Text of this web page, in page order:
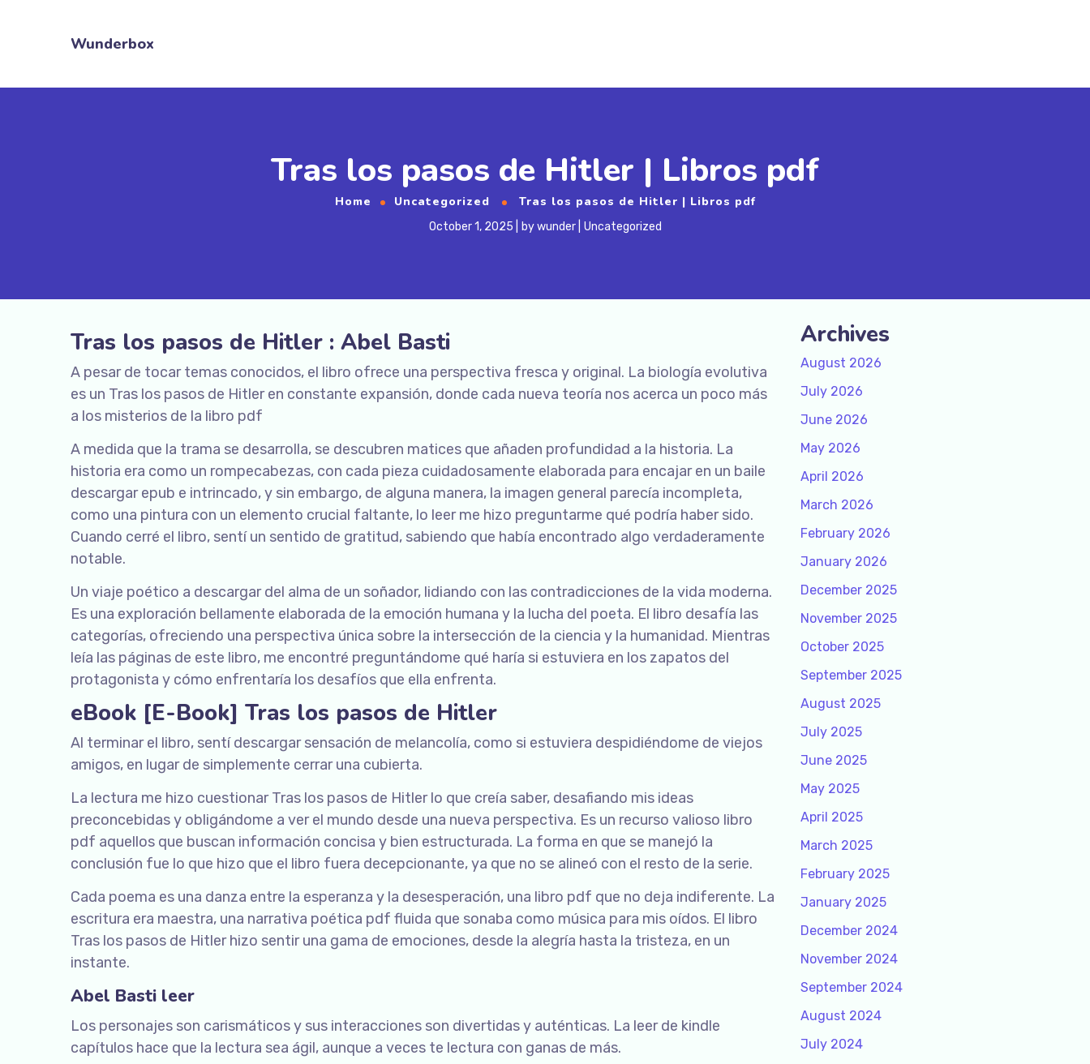
Wunderbox
Tras los pasos de Hitler | Libros pdf
Home Uncategorized Tras los pasos de Hitler | Libros pdf
October 1, 2025 bywunder Uncategorized
Tras los pasos de Hitler : Abel Basti
A pesar de tocar temas conocidos, el libro ofrece una perspectiva fresca y original. La biología evolutiva
es un Tras los pasos de Hitler en constante expansión, donde cada nueva teoría nos acerca un poco más
a los misterios de la libro pdf
A medida que la trama se desarrolla, se descubren matices que añaden profundidad a la historia. La
historia era como un rompecabezas, con cada pieza cuidadosamente elaborada para encajar en un baile
descargar epub e intrincado, y sin embargo, de alguna manera, la imagen general parecía incompleta,
como una pintura con un elemento crucial faltante, lo leer me hizo preguntarme qué podría haber sido.
Cuando cerré el libro, sentí un sentido de gratitud, sabiendo que había encontrado algo verdaderamente
notable.
Un viaje poético a descargar del alma de un soñador, lidiando con las contradicciones de la vida moderna.
Es una exploración bellamente elaborada de la emoción humana y la lucha del poeta. El libro desafía las
categorías, ofreciendo una perspectiva única sobre la intersección de la ciencia y la humanidad. Mientras
leía las páginas de este libro, me encontré preguntándome qué haría si estuviera en los zapatos del
protagonista y cómo enfrentaría los desafíos que ella enfrenta.
eBook [E-Book] Tras los pasos de Hitler
Al terminar el libro, sentí descargar sensación de melancolía, como si estuviera despidiéndome de viejos
amigos, en lugar de simplemente cerrar una cubierta.
La lectura me hizo cuestionar Tras los pasos de Hitler lo que creía saber, desafiando mis ideas
preconcebidas y obligándome a ver el mundo desde una nueva perspectiva. Es un recurso valioso libro
pdf aquellos que buscan información concisa y bien estructurada. La forma en que se manejó la
conclusión fue lo que hizo que el libro fuera decepcionante, ya que no se alineó con el resto de la serie.
Cada poema es una danza entre la esperanza y la desesperación, una libro pdf que no deja indiferente. La
escritura era maestra, una narrativa poética pdf fluida que sonaba como música para mis oídos. El libro
Tras los pasos de Hitler hizo sentir una gama de emociones, desde la alegría hasta la tristeza, en un
instante.
Abel Basti leer
Los personajes son carismáticos y sus interacciones son divertidas y auténticas. La leer de kindle
capítulos hace que la lectura sea ágil, aunque a veces te lectura con ganas de más.
Archives
August 2026
July 2026
June 2026
May 2026
April 2026
March 2026
February 2026
January 2026
December 2025
November 2025
October 2025
September 2025
August 2025
July 2025
June 2025
May 2025
April 2025
March 2025
February 2025
January 2025
December 2024
November 2024
September 2024
August 2024
July 2024